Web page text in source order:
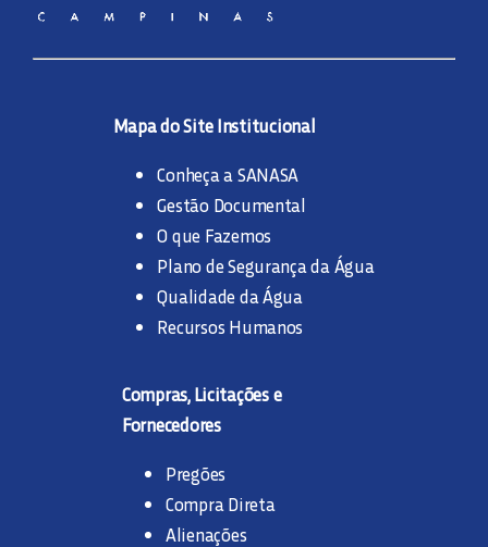
Mapa do Site Institucional
Conheça a SANASA
Gestão Documental
O que Fazemos
Plano de Segurança da Água
Qualidade da Água
Recursos Humanos
Compras, Licitações e
Fornecedores
Pregões
Compra Direta
Alienações